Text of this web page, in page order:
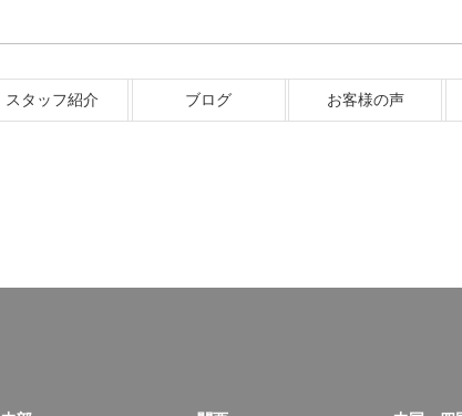
スタッフ紹介 ブログ お客様の声